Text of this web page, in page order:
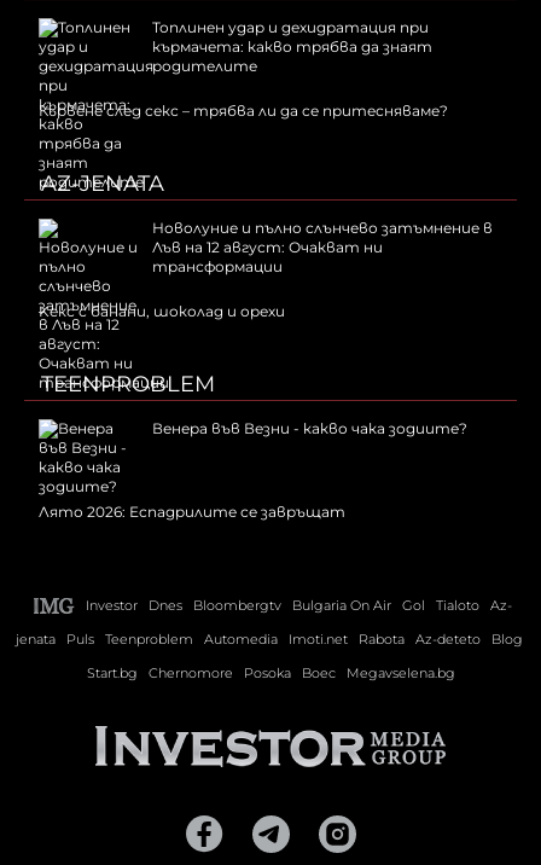
Топлинен удар и дехидратация при
кърмачета: какво трябва да знаят
родителите
Кървене след секс – трябва ли да се притесняваме?
AZ-JENATA
Новолуние и пълно слънчево затъмнение в
Лъв на 12 август: Очакват ни
трансформации
Kекс с банани, шоколад и орехи
TEENPROBLEM
Венера във Везни - какво чака зодиите?
Лято 2026: Еспадрилите се завръщат
Investor Dnes Bloombergtv Bulgaria On Air Gol Tialoto
Az-
jenata
Puls Teenproblem Automedia Imoti.net Rabota Az-deteto
Blog
Start.bg
Chernomore Posoka Boec Megavselena.bg